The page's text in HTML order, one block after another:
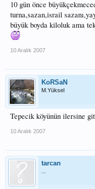
10 gün önce
turna,sazan,israil
büyük boyda kiloluk ama
10 Aralık 2007
KoRSaN
M.Yüksel
Tepecik köyünün ilersine
10 Aralık 2007
tarcan